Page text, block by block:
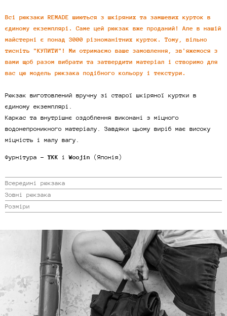
Всі рюкзаки REMADE шиються з шкіряних та замшевих курток в
єдиному екземплярі. Саме цей рюкзак вже проданий! Але в нашій
майстерні є понад 3000 різноманітних курток. Тому, вільно
тисніть "КУПИТИ"! Ми отримаємо ваше замовлення, зв'яжемося з
вами щоб разом вибрати та затвердити матеріал і створимо для
вас цю модель рюкзака подібного кольору і текстури.
Рюкзак виготовлений вручну зі старої шкіряної куртки в
єдиному екземплярі.
Каркас та внутрішнє оздоблення виконані з міцного
водонепроникного матеріалу. Завдяки цьому виріб має високу
міцність і малу вагу.
Фурнітура -YKK іWoojin (Японія)
Всередині рюкзака
Зовні рюкзака
Розміри